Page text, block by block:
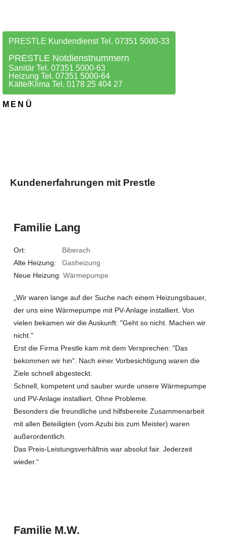
PRESTLE Kundendienst Tel. 07351 5000-33
PRESTLE Notdienstnummern
Sanitär Tel. 07351 5000-63
Heizung Tel. 07351 5000-64
Kälte/Klima Tel. 0178 25 404 27
MENÜ
Kundenerfahrungen mit Prestle
Familie Lang
Ort: Biberach
Alte Heizung: Gasheizung
Neue Heizung: Wärmepumpe
„Wir waren lange auf der Suche nach einem Heizungsbauer,
der uns eine Wärmepumpe mit PV-Anlage installiert. Von
vielen bekamen wir die Auskunft: "Geht so nicht. Machen wir
nicht."
Erst die Firma Prestle kam mit dem Versprechen: "Das
bekommen wir hin". Nach einer Vorbesichtigung waren die
Ziele schnell abgesteckt.
Schnell, kompetent und sauber wurde unsere Wärmepumpe
und PV-Anlage installiert. Ohne Probleme.
Besonders die freundliche und hilfsbereite Zusammenarbeit
mit allen Beteiligten (vom Azubi bis zum Meister) waren
außerordentlich.
Das Preis-Leistungsverhältnis war absolut fair. Jederzeit
wieder.“
Familie M.W.